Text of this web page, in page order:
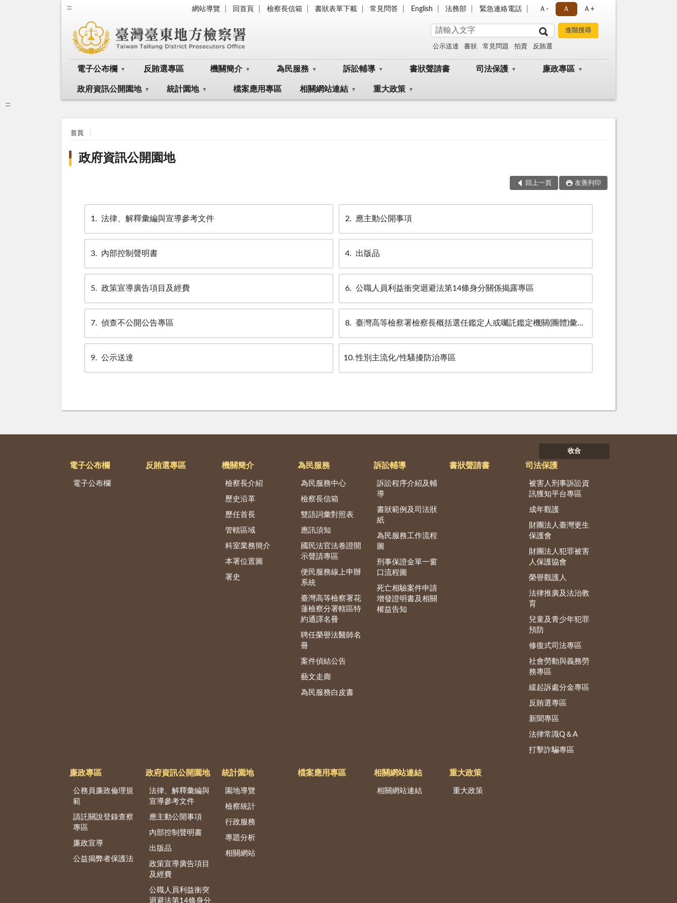
::: 網站導覽 回首頁 檢察長信箱 書狀表單下載 常見問答 English 法務部 緊急連絡電話 Ａ- Ａ Ａ+
公示送達 書狀 常見問題 拍賣 反賄選
電子公布欄 反賄選專區 機關簡介 為民服務 訴訟輔導 書狀聲請書 司法保護 廉政專區
政府資訊公開園地 統計園地 檔案應用專區 相關網站連結 重大政策
:::
首頁
政府資訊公開園地
回上一頁 友善列印
1 法律、解釋彙編與宣導參考文件 2 應主動公開事項
3 內部控制聲明書 4 出版品
5 政策宣導廣告項目及經費 6 公職人員利益衝突迴避法第14條身分關係揭露專區
7 偵查不公開公告專區 8 臺灣高等檢察署檢察長概括選任鑑定人或囑託鑑定機關(團體)彙總名冊
9 公示送達 10 性別主流化/性騷擾防治專區
收合
電子公布欄
電子公布欄
反賄選專區 機關簡介
檢察長介紹
歷史沿革
歷任首長
管轄區域
科室業務簡介
本署位置圖
署史
為民服務
為民服務中心
檢察長信箱
雙語詞彙對照表
應訊須知
國民法官法卷證開
示聲請專區
便民服務線上申辦
系統
臺灣高等檢察署花
蓮檢察分署轄區特
約通譯名冊
聘任榮譽法醫師名
冊
案件偵結公告
藝文走廊
為民服務白皮書
訴訟輔導
訴訟程序介紹及輔
導
書狀範例及司法狀
紙
為民服務工作流程
圖
刑事保證金單一窗
口流程圖
死亡相驗案件申請
增發證明書及相關
權益告知
書狀聲請書 司法保護
被害人刑事訴訟資
訊獲知平台專區
成年觀護
財團法人臺灣更生
保護會
財團法人犯罪被害
人保護協會
榮譽觀護人
法律推廣及法治教
育
兒童及青少年犯罪
預防
修復式司法專區
社會勞動與義務勞
務專區
緩起訴處分金專區
反賄選專區
新聞專區
法律常識Q＆A
打擊詐騙專區
廉政專區
公務員廉政倫理規
範
請託關說登錄查察
專區
廉政宣導
公益揭弊者保護法
政府資訊公開園地
法律、解釋彙編與
宣導參考文件
應主動公開事項
內部控制聲明書
出版品
政策宣導廣告項目
及經費
公職人員利益衝突
迴避法第14條身分
統計園地
園地導覽
檢察統計
行政服務
專題分析
相關網站
檔案應用專區 相關網站連結
相關網站連結
重大政策
重大政策